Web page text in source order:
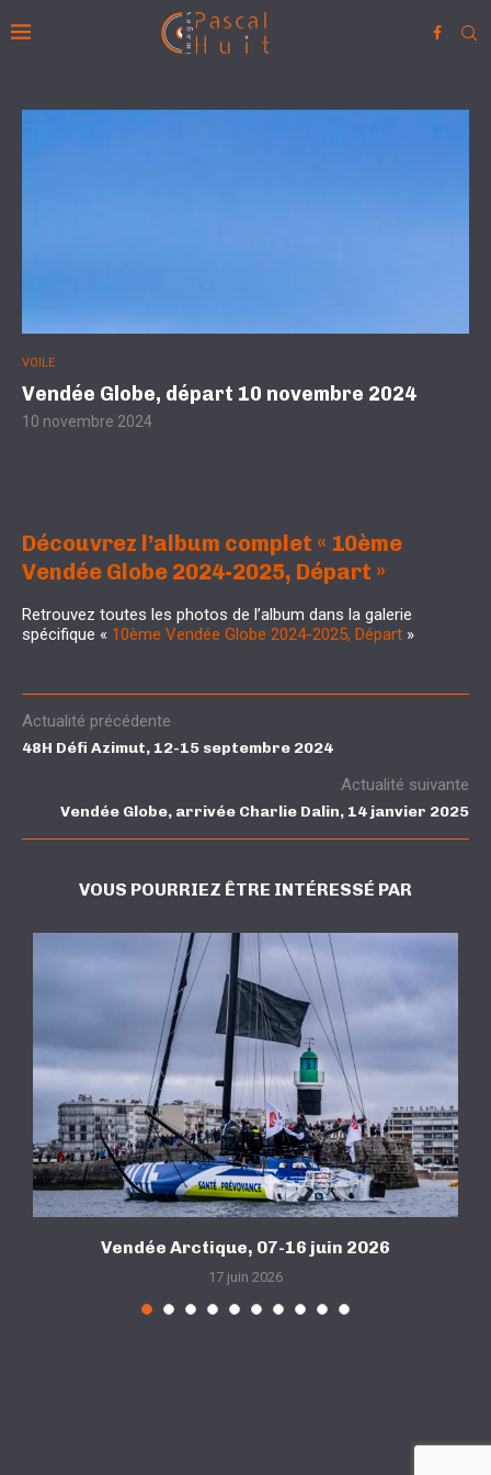
VOILE
Vendée Globe, départ 10 novembre 2024
10 novembre 2024
Découvrez l’album complet « 10ème
Vendée Globe 2024-2025, Départ »
Retrouvez toutes les photos de l’album dans la galerie
spécifique « 10ème Vendée Globe 2024-2025, Départ »
Actualité précédente
48H Défi Azimut, 12-15 septembre 2024
Actualité suivante
Vendée Globe, arrivée Charlie Dalin, 14 janvier 2025
VOUS POURRIEZ ÊTRE INTÉRESSÉ PAR
Vendée Arctique, 07-16 juin 2026
17 juin 2026